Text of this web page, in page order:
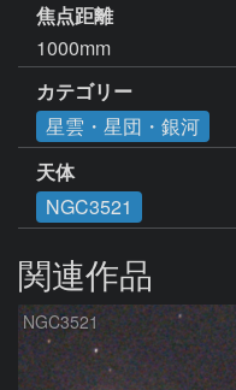
焦点距離
1000mm
カテゴリー
星雲・星団・銀河
天体
NGC3521
関連作品
NGC3521